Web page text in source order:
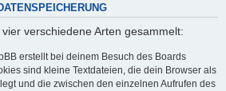
verschiedene Arten gesammelt:
erstellt bei deinem Besuch des Boards
sind kleine Textdateien, die dein Browser als
und die zwischen den einzelnen Aufrufen des